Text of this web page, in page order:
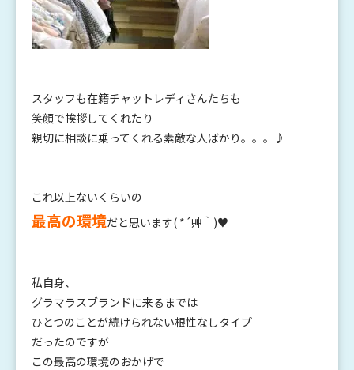
スタッフも在籍チャットレディさんたちも
笑顔で挨拶してくれたり
親切に相談に乗ってくれる素敵な人ばかり。。。♪
これ以上ないくらいの
最高の環境だと思います( *´艸｀)♥
私自身、
グラマラスブランドに来るまでは
ひとつのことが続けられない根性なしタイプ
だったのですが
この最高の環境のおかげで